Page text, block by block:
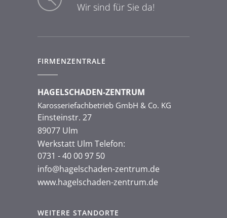
Wir sind für Sie da!
FIRMENZENTRALE
HAGELSCHADEN-ZENTRUM
Karosseriefachbetrieb GmbH & Co. KG
Einsteinstr. 27
89077 Ulm
Werkstatt Ulm Telefon:
0731 - 40 00 97 50
info@hagelschaden-zentrum.de
www.hagelschaden-zentrum.de
WEITERE STANDORTE